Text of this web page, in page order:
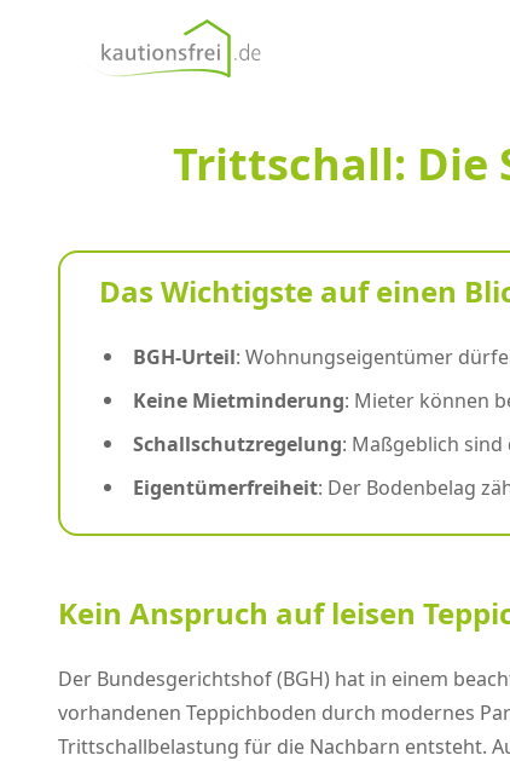
kautionsfrei.de
Trittschall: Die
Das Wichtigste auf einen
BGH-Urteil: Wohnungseigentümer
Keine Mietminderung: Mieter können
Schallschutzregelung: Maßgeblich
Eigentümerfreiheit: Der Bodenbelag
Kein Anspruch auf leisen
Der Bundesgerichtshof (BGH) hat in einem
vorhandenen Teppichboden durch modernes
Trittschallbelastung für die Nachbarn entsteht.